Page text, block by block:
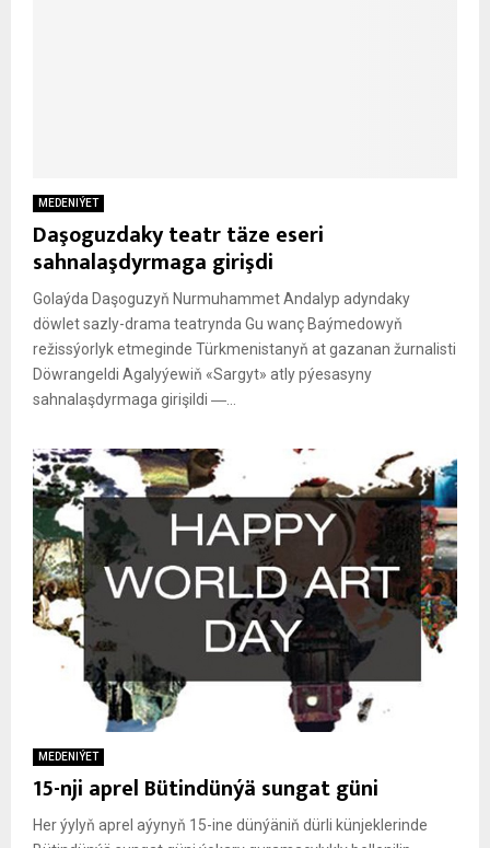
MEDENIÝET
Daşoguzdaky teatr täze eseri
sahnalaşdyrmaga girişdi
Golaýda Daşoguzyň Nurmuhammet Andalyp adyndaky
döwlet sazly-drama teatrynda Gu wanç Baýmedowyň
režissýorlyk etmeginde Türkmenistanyň at gazanan žurnalisti
Döwrangeldi Agalyýewiň «Sargyt» atly pýesasyny
sahnalaşdyrmaga girişildi ―...
MEDENIÝET
15-nji aprel Bütindünýä sungat güni
Her ýylyň aprel aýynyň 15-ine dünýäniň dürli künjeklerinde